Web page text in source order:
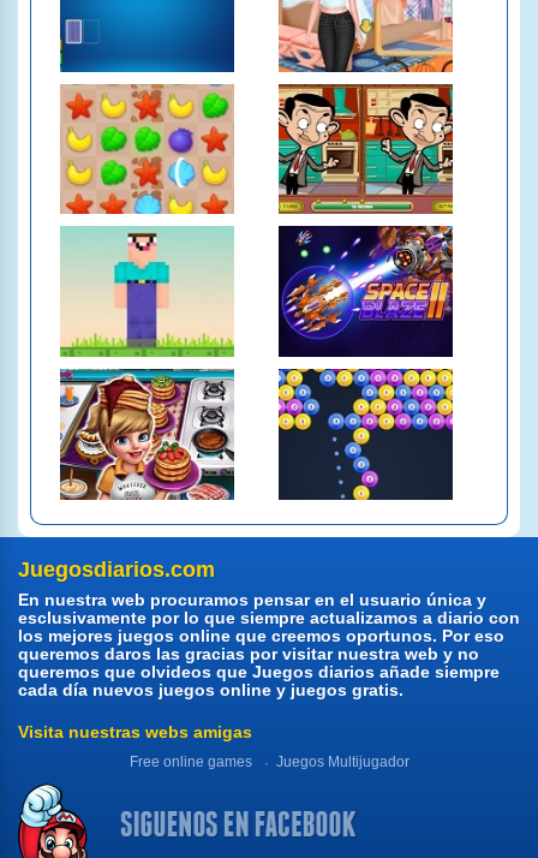
Juegosdiarios.com
En nuestra web procuramos pensar en el usuario única y
esclusivamente por lo que siempre actualizamos a diario con
los mejores juegos online que creemos oportunos. Por eso
queremos daros las gracias por visitar nuestra web y no
queremos que olvideos que Juegos diarios añade siempre
cada día nuevos juegos online y juegos gratis.
Visita nuestras webs amigas
Free online games Juegos Multijugador